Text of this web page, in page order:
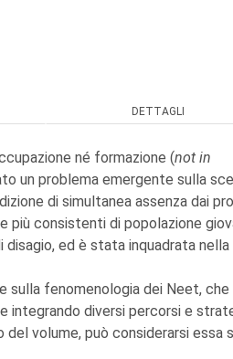
DETTAGLI
né formazione (not in
un problema emergente sulla
di simultanea assenza dai
più consistenti di popolazione
ed è stata inquadrata nella
sulla fenomenologia dei Neet, che
integrando diversi percorsi e
volume, può considerarsi essa